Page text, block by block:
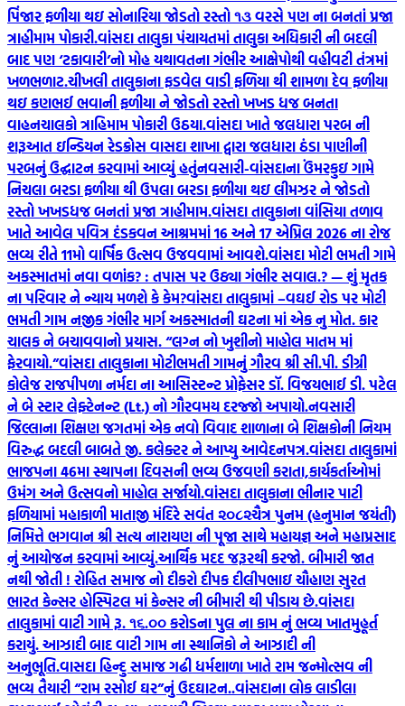
પિંજાર ફળીયા થઇ સોનારિયા જોડતો રસ્તો ૧૩ વરસે પણ ના બનતાં પ્રજા
ત્રાહીમામ પોકારી.વાંસદા તાલુકા પંચાયતમાં તાલુકા અધિકારી ની બદલી
બાદ પણ ‘ટકાવારી’નો મોહ યથાવતના ગંભીર આક્ષેપોથી વહીવટી તંત્રમાં
ખળભળાટ.ચીખલી તાલુકાના ફડવેલ વાડી ફળિયા થી શામળા દેવ ફળીયા
થઇ કણભઈ ભવાની ફળીયા ને જોડતો રસ્તો ખખડ ધજ બનતા
વાહનચાલકો ત્રાહિમામ પોકારી ઉઠયા.વાંસદા ખાતે જલધારા પરબ ની
શરૂઆત ઇન્ડિયન રેડક્રોસ વાસદા શાખા દ્વારા જલધારા ઠંડા પાણીની
પરબનું ઉદ્ઘાટન કરવામાં આવ્યું હતુંનવસારી-વાંસદાના ઉંમરકુઇ ગામે
નિચલા બરડા ફળીયા થી ઉપલા બરડા ફળીયા થઇ લીમઝર ને જોડતો
રસ્તો ખખડધજ બનતાં પ્રજા ત્રાહીમામ.વાંસદા તાલુકાના વાંસિયા તળાવ
ખાતે આવેલ પવિત્ર દંડકવન આશ્રમમાં 16 અને 17 એપ્રિલ 2026 ના રોજ
ભવ્ય રીતે 11મો વાર્ષિક ઉત્સવ ઉજવવામાં આવશે.વાંસદા મોટી ભમતી ગામે
અકસ્માતમાં નવા વળાંક? : તપાસ પર ઉઠ્યા ગંભીર સવાલ.? — શું મૃતક
ના પરિવાર ને ન્યાય મળશે કે કેમ?વાંસદા તાલુકામાં –વઘઈ રોડ પર મોટી
ભમતી ગામ નજીક ગંભીર માર્ગ અકસ્માતની ઘટના માં એક નુ મોત. કાર
ચાલક ને બચાવવાનો પ્રયાસ. “લગ્ન નો ખુશીનો માહોલ માતમ માં
ફેરવાયો.”વાંસદા તાલુકાના મોટીભમતી ગામનું ગૌરવ શ્રી સી.પી. ડીગ્રી
કોલેજ રાજપીપળા નર્મદા ના આસિસ્ટન્ટ પ્રોફેસર ડૉ. વિજયભાઈ ડી. પટેલ
ને બે સ્ટાર લેફ્ટેનન્ટ (Lt.) નો ગૌરવમય દરજ્જો અપાયો.નવસારી
જિલ્લાના શિક્ષણ જગતમાં એક નવો વિવાદ શાળાના બે શિક્ષકોની નિયમ
વિરુદ્ધ બદલી બાબતે જી. કલેક્ટર ને આપ્યુ આવેદનપત્ર.વાંસદા તાલુકામાં
ભાજપના 46મા સ્થાપના દિવસની ભવ્ય ઉજવણી કરાતા,કાર્યકર્તાઓમાં
ઉમંગ અને ઉત્સવનો માહોલ સર્જાયો.વાંસદા તાલુકાના ભીનાર પાટી
ફળિયામાં મહાકાળી માતાજી મંદિરે સવંત ‌‌૨૦૮૨ચૈત્ર‌ પુનમ (હનુમાન જયંતી)
નિમિત્તે ભગવાન શ્રી સત્ય નારાયણ ની પૂજા સાથે મહાયજ્ઞ અને મહાપ્રસાદ
નું આયોજન કરવામાં આવ્યું.આર્થિક મદદ જરૂરથી કરજો. બીમારી જાત
નથી જોતી ! રોહિત સમાજ નો દીકરો દીપક દીલીપભાઇ ચૌહાણ સુરત
ભારત કેન્સર હોસ્પિટલ માં કેન્સર ની બીમારી થી પીડાય છે.વાંસદા
તાલુકામાં વાટી ગામે રૂ. ૧૬.૦૦ કરોડના પુલ ના કામ નું ભવ્ય ખાતમુહૂર્ત
કરાયું. આઝાદી બાદ વાટી ગામ ના સ્થાનિકો ને આઝાદી ની
અનુભૂતિ.વાસદા હિન્દુ સમાજ ગઢી ધર્મશાળા ખાતે રામ જન્મોત્સવ ની
ભવ્ય તૈયારી “રામ રસોઈ ઘર”નું ઉદઘાટન..વાંસદાના લોક લાડીલા